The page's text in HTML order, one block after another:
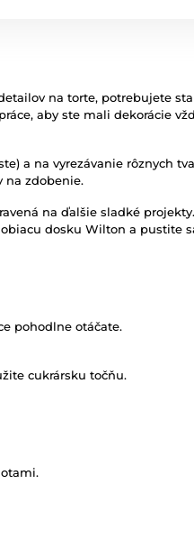
na torte, potrebujete
aby ste mali dekorácie
a na vyrezávanie rôznych
na zdobenie.
na ďalšie sladké
dosku Wilton a pustite
pohodlne otáčate.
cukrársku točňu.